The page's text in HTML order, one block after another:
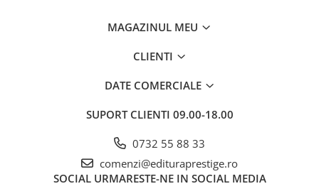
Vindecare Spirituala
Gastronomik
MAGAZINUL MEU
CLIENTI
DATE COMERCIALE
SUPORT CLIENTI 09.00-18.00
0732 55 88 33
comenzi@edituraprestige.ro
SOCIAL URMARESTE-NE IN SOCIAL MEDIA